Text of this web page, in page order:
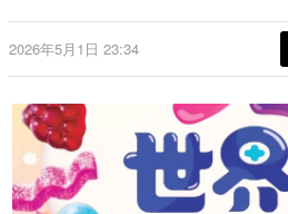
ゲーム世代の作家たち
ゲームに多大な影響を受け
画です。
日本モバイルゲーム産
日本のモバイルゲーム史
ルを網羅するほか、開発
解説を掲載。約20年の歴
2026年5月1日 23:34